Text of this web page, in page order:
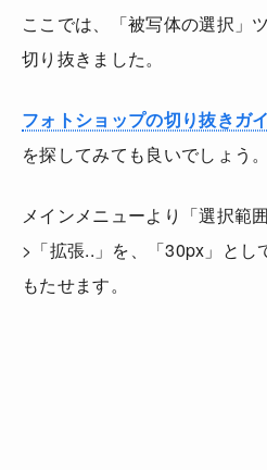
ここでは、「被写体の選択」
切り抜きました。
フォトショップの切り抜きガ
を探してみても良いでしょう。
メインメニューより「選択範
>「拡張..」を、「30px」とし
もたせます。